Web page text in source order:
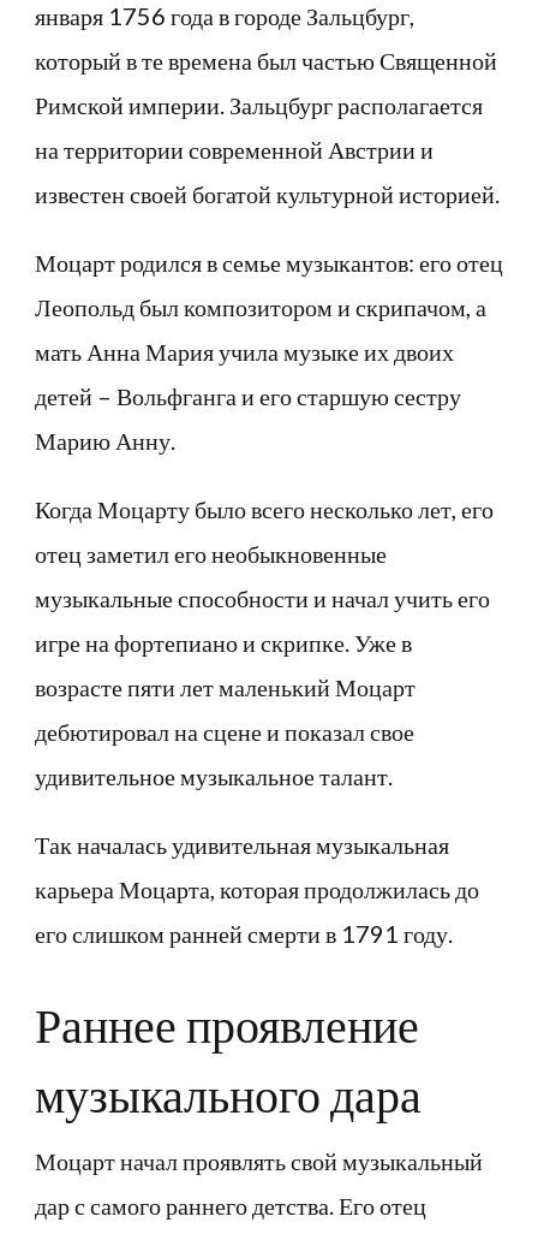
января 1756 года в городе Зальцбург,
который в те времена был частью Священной
Римской империи. Зальцбург располагается
на территории современной Австрии и
известен своей богатой культурной историей.
Моцарт родился в семье музыкантов: его отец
Леопольд был композитором и скрипачом, а
мать Анна Мария учила музыке их двоих
детей – Вольфганга и его старшую сестру
Марию Анну.
Когда Моцарту было всего несколько лет, его
отец заметил его необыкновенные
музыкальные способности и начал учить его
игре на фортепиано и скрипке. Уже в
возрасте пяти лет маленький Моцарт
дебютировал на сцене и показал свое
удивительное музыкальное талант.
Так началась удивительная музыкальная
карьера Моцарта, которая продолжилась до
его слишком ранней смерти в 1791 году.
Раннее проявление
музыкального дара
Моцарт начал проявлять свой музыкальный
дар с самого раннего детства. Его отец